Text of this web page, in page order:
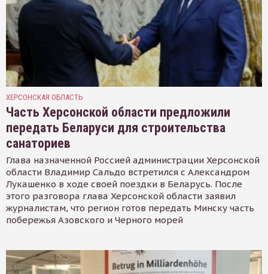
ХЕРСОНСКАЯ ОБЛАСТЬ
Часть Херсонской области предложили
передать Беларуси для строительства
санаториев
Глава назначенной Россией администрации Херсонской
области Владимир Сальдо встретился с Александром
Лукашенко в ходе своей поездки в Беларусь. После
этого разговора глава Херсонской области заявил
журналистам, что регион готов передать Минску часть
побережья Азовского и Черного морей